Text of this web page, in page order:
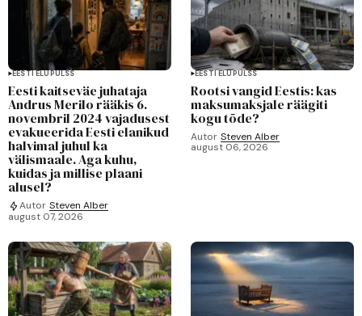
EESTI ELUPULSS
Eesti kaitseväe juhataja
Andrus Merilo rääkis 6.
novembril 2024 vajadusest
evakueerida Eesti elanikud
halvimal juhul ka
välismaale. Aga kuhu,
kuidas ja millise plaani
alusel?
Autor Steven Alber
august 07, 2026
EESTI ELUPULSS
Rootsi vangid Eestis: kas
maksumaksjale räägiti
kogu tõde?
Autor Steven Alber
august 06, 2026